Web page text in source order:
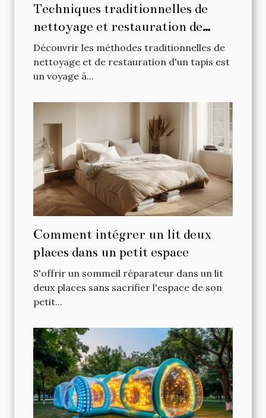
Techniques traditionnelles de
nettoyage et restauration de
tapis
Découvrir les méthodes traditionnelles de
nettoyage et de restauration d'un tapis est
un voyage à...
Comment intégrer un lit deux
places dans un petit espace
S'offrir un sommeil réparateur dans un lit
deux places sans sacrifier l'espace de son
petit...